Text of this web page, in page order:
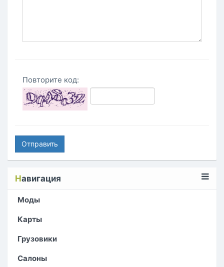
Повторите код:
Отправить
Навигация
Моды
Карты
Грузовики
Салоны